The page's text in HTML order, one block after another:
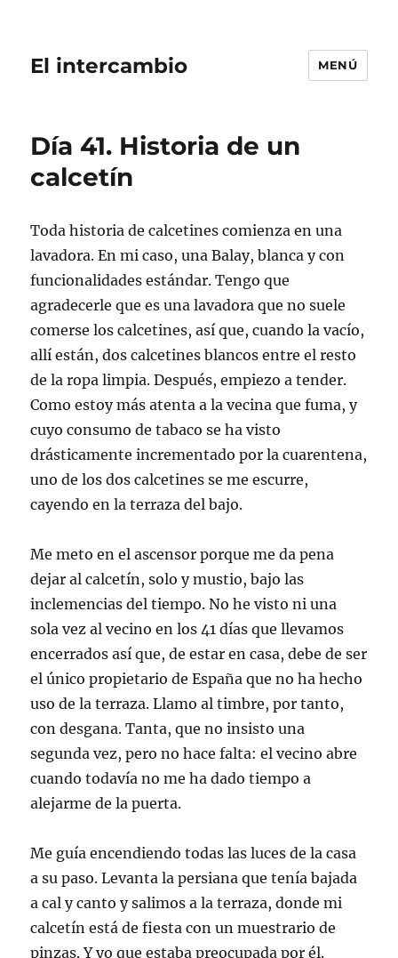
El intercambio MENÚ
Día 41. Historia de un
calcetín
Toda historia de calcetines comienza en una
lavadora. En mi caso, una Balay, blanca y con
funcionalidades estándar. Tengo que
agradecerle que es una lavadora que no suele
comerse los calcetines, así que, cuando la vacío,
allí están, dos calcetines blancos entre el resto
de la ropa limpia. Después, empiezo a tender.
Como estoy más atenta a la vecina que fuma, y
cuyo consumo de tabaco se ha visto
drásticamente incrementado por la cuarentena,
uno de los dos calcetines se me escurre,
cayendo en la terraza del bajo.
Me meto en el ascensor porque me da pena
dejar al calcetín, solo y mustio, bajo las
inclemencias del tiempo. No he visto ni una
sola vez al vecino en los 41 días que llevamos
encerrados así que, de estar en casa, debe de ser
el único propietario de España que no ha hecho
uso de la terraza. Llamo al timbre, por tanto,
con desgana. Tanta, que no insisto una
segunda vez, pero no hace falta: el vecino abre
cuando todavía no me ha dado tiempo a
alejarme de la puerta.
Me guía encendiendo todas las luces de la casa
a su paso. Levanta la persiana que tenía bajada
a cal y canto y salimos a la terraza, donde mi
calcetín está de fiesta con un muestrario de
pinzas. Y yo que estaba preocupada por él.